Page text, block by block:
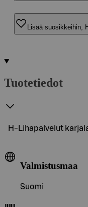
Lisää suosikkeihin,
Tuotetiedot
H-Lihapalvelut
Valmistusmaa
Suomi